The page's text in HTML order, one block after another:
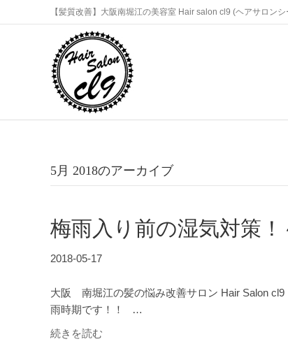
【髪質改善】大阪南堀江の美容室 Hair salon cl9 (ヘアサロン
5月 2018のアーカイブ
梅雨入り前の湿気対策
2018-05-17
大阪 南堀江の髪の悩み改善サロン Hair Salon
雨時期です！！ …
続きを読む